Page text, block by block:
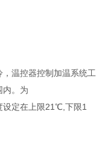
温控器控制加温系统工
内。为
设定在上限21℃,下限1